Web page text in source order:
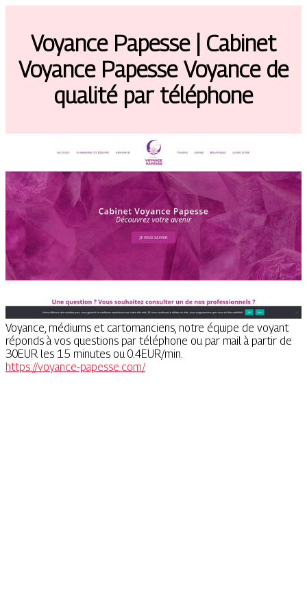
Voyance Papesse | Cabinet
Voyance Papesse Voyance de
qualité par téléphone
Voyance, médiums et cartomanciens, notre équipe de voyant
réponds à vos questions par téléphone ou par mail à partir de
30EUR les 15 minutes ou 0.4EUR/min.
https://voyance-papesse.com/